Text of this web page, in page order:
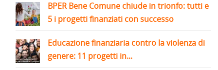
BPER Bene Comune chiude in trionfo: tutti e
5 i progetti finanziati con successo
Educazione finanziaria contro la violenza di
genere: 11 progetti in...